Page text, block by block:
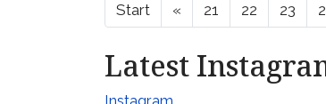
Start « 21 22 23
Latest